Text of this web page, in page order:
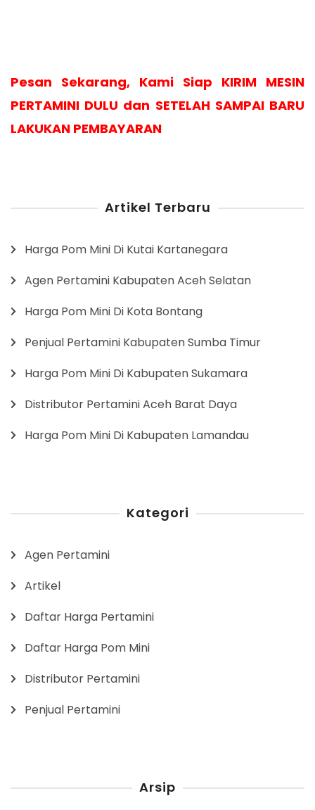
Pesan Sekarang, Kami Siap KIRIM MESIN
PERTAMINI DULU dan SETELAH SAMPAI BARU
LAKUKAN PEMBAYARAN
Artikel Terbaru
Harga Pom Mini Di Kutai Kartanegara
Agen Pertamini Kabupaten Aceh Selatan
Harga Pom Mini Di Kota Bontang
Penjual Pertamini Kabupaten Sumba Timur
Harga Pom Mini Di Kabupaten Sukamara
Distributor Pertamini Aceh Barat Daya
Harga Pom Mini Di Kabupaten Lamandau
Kategori
Agen Pertamini
Artikel
Daftar Harga Pertamini
Daftar Harga Pom Mini
Distributor Pertamini
Penjual Pertamini
Arsip